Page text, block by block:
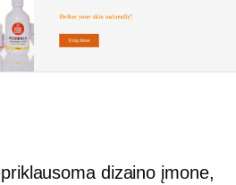
dizaino įmone,